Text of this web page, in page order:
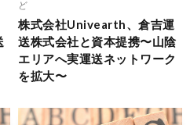
ど
株式会社Univearth、倉吉運
送株式会社と資本提携〜山陰
エリアへ実運送ネットワーク
を拡大〜